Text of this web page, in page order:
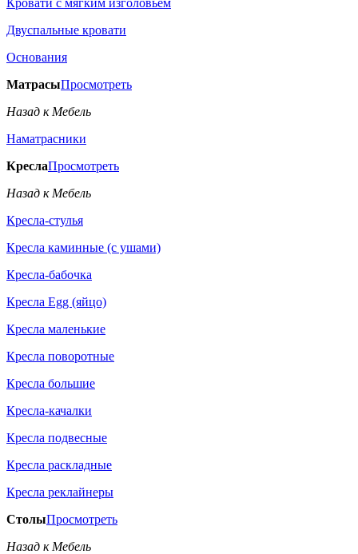
Кровати с мягким изголовьем
Двуспальные кровати
Основания
МатрасыПросмотреть
Назад к Мебель
Наматрасники
КреслаПросмотреть
Назад к Мебель
Кресла-стулья
Кресла каминные (с ушами)
Кресла-бабочка
Кресла Egg (яйцо)
Кресла маленькие
Кресла поворотные
Кресла большие
Кресла-качалки
Кресла подвесные
Кресла раскладные
Кресла реклайнеры
СтолыПросмотреть
Назад к Мебель